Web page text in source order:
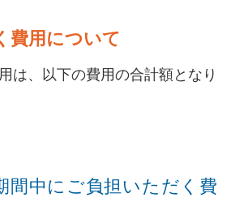
費用について
は、以下の費用の合計額となり
間中にご負担いただく費